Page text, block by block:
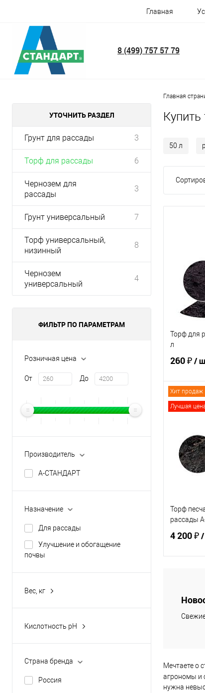
Главная
8 (499) 757 57 79
УТОЧНИТЬ РАЗДЕЛ
Грунт для рассады 3
Торф для рассады 6
Чернозем для
рассады
3
Грунт универсальный 7
Торф универсальный,
низинный
8
Чернозем
универсальный
4
ФИЛЬТР ПО ПАРАМЕТРАМ
Розничная цена
От До
Производитель
А-СТАНДАРТ
Назначение
Для рассады
Улучшение и обогащение
почвы
Вес, кг
Кислотность pH
Страна бренда
Россия
Главная
50 л
Торф для
л
260 ₽/
В
Хит продаж
Лучшая
Торф
рассады
4 200 ₽
Купить
В
Мечтаете о
агрономы и
нужна